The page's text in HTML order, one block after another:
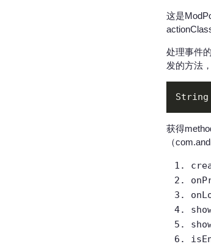
这是
处理事件
发的方法
String
获得
（